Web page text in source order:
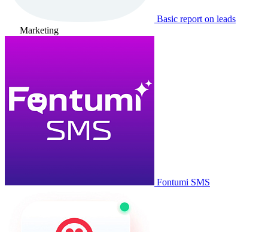
Basic report on leads
Marketing
Fontumi SMS